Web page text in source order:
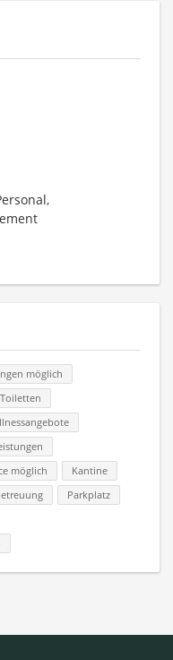
möglich
möglich
Kantine
Parkplatz